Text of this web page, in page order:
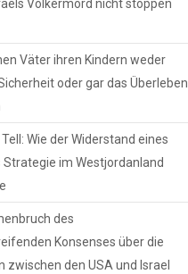
Völkermord nicht stoppen
Väter ihren Kindern weder
oder gar das Überleben
Tell: Wie der Widerstand eines
Strategie im Westjordanland
des
Konsenses über die
zwischen den USA und Israel